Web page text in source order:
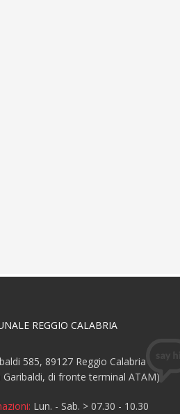
REGGIO CALABRIA
585, 89127 Reggio Calabria
Garibaldi, di fronte terminal ATAM)
Lun. - Sab. > 07.30 - 10.30